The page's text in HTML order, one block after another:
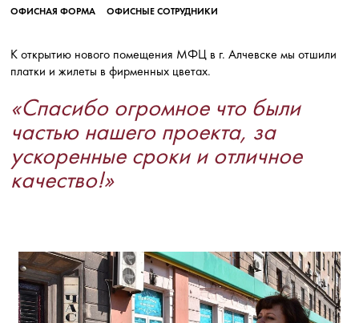
ОФИСНАЯ ФОРМА
ОФИСНЫЕ СОТРУДНИКИ
К открытию нового помещения МФЦ в г. Алчевске мы отшили
платки и жилеты в фирменных цветах.
«Спасибо огромное что были
частью нашего проекта, за
ускоренные сроки и отличное
качество!»